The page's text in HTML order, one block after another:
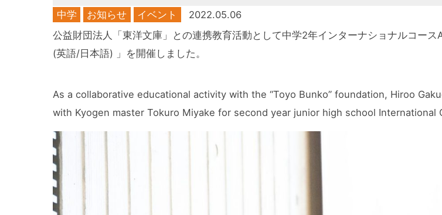
中学 お知らせ イベント
2022.05.06
公益財団法人「東洋文庫」との連携教育活動として中学2年インターナショナルコー
(英語/日本語) 」を開催しました。
As a collaborative educational activity with the “Toyo Bunko” foundation, Hiroo
with Kyogen master Tokuro Miyake for second year junior high school International